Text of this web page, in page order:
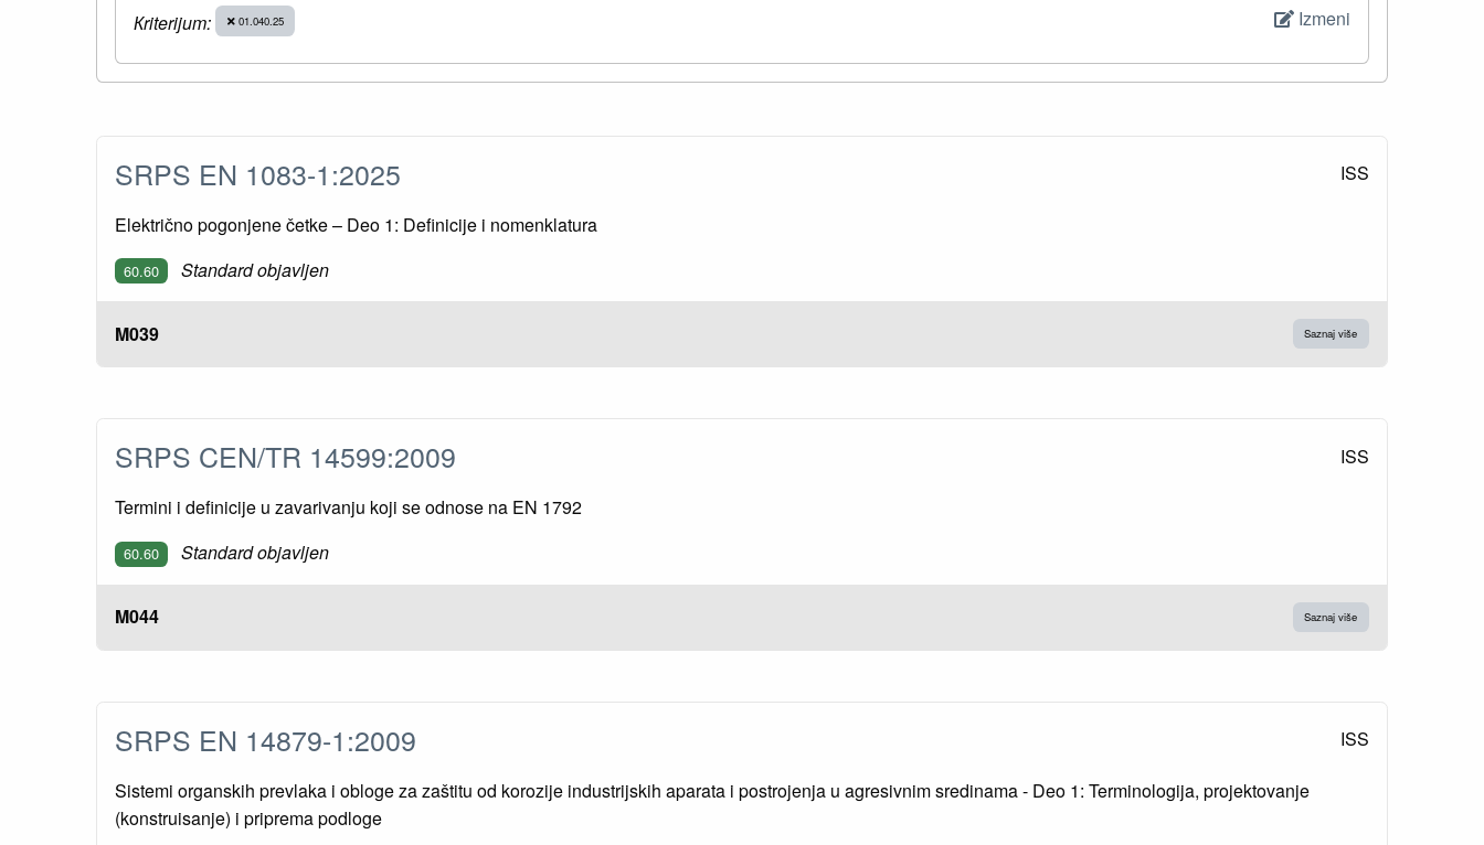
Кriterijum:
01.040.25 Izmeni
SRPS EN 1083-1:2025 ISS
Električno pogonjene četke – Deo 1: Definicije i nomenklatura
60.60 Standard objavljen
M039 Saznaj više
SRPS CEN/TR 14599:2009 ISS
Termini i definicije u zavarivanju koji se odnose na EN 1792
60.60 Standard objavljen
M044 Saznaj više
SRPS EN 14879-1:2009 ISS
Sistemi organskih prevlaka i obloge za zaštitu od korozije industrijskih aparata i postrojenja u agresivnim sredinama - Deo 1: Terminologija, projektovanje
(konstruisanje) i priprema podloge